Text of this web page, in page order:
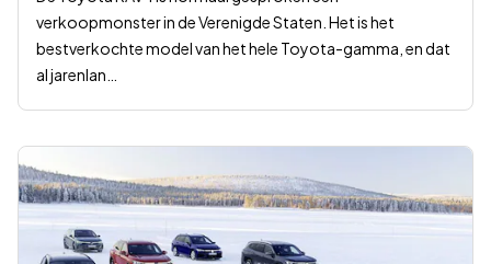
verkoopmonster in de Verenigde Staten. Het is het
bestverkochte model van het hele Toyota-gamma, en dat
al jarenlan